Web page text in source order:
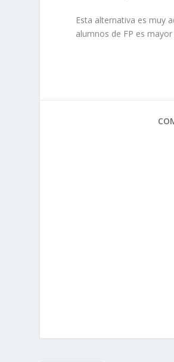
Esta alternativa es muy
alumnos de FP es